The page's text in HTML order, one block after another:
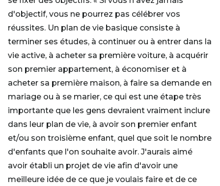
d'objectif, vous ne pourrez pas célébrer vos
réussites. Un plan de vie basique consiste à
terminer ses études, à continuer ou à entrer dans la
vie active, à acheter sa première voiture, à acquérir
son premier appartement, à économiser et à
acheter sa première maison, à faire sa demande en
mariage ou à se marier, ce qui est une étape très
importante que les gens devraient vraiment inclure
dans leur plan de vie, à avoir son premier enfant
et/ou son troisième enfant, quel que soit le nombre
d'enfants que l'on souhaite avoir. J'aurais aimé
avoir établi un projet de vie afin d'avoir une
meilleure idée de ce que je voulais faire et de ce